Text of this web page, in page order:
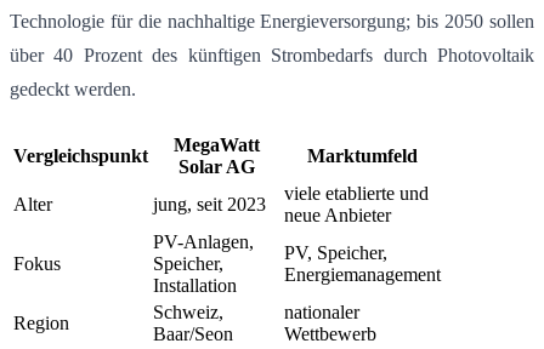
Technologie für die nachhaltige Energieversorgung; bis 2050 sollen
über 40 Prozent des künftigen Strombedarfs durch Photovoltaik
gedeckt werden.
Vergleichspunkt
MegaWatt
Solar AG
Marktumfeld
Alter jung, seit 2023
viele etablierte und
neue Anbieter
Fokus
PV-Anlagen,
Speicher,
Installation
PV, Speicher,
Energiemanagement
Region
Schweiz,
Baar/Seon
nationaler
Wettbewerb